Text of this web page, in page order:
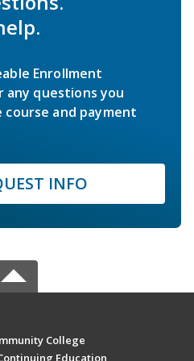
Enrollment
any questions you
and payment
INFO
College
Education